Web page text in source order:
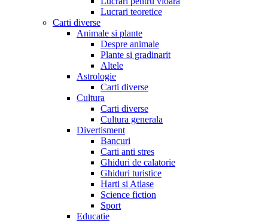
Lucrari teoretice
Carti diverse
Animale si plante
Despre animale
Plante si gradinarit
Altele
Astrologie
Carti diverse
Cultura
Carti diverse
Cultura generala
Divertisment
Bancuri
Carti anti stres
Ghiduri de calatorie
Ghiduri turistice
Harti si Atlase
Science fiction
Sport
Educatie